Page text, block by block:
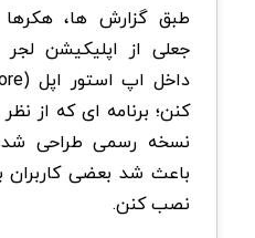
طبق گزارش ها،
کنن؛ برنامه ای که از
نسخه رسمی طراحی
باعث شد بعضی
نصب کنن.